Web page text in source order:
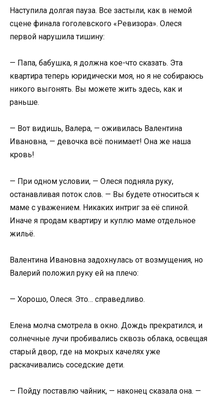
Наступила долгая пауза. Все застыли, как в немой
сцене финала гоголевского «Ревизора». Олеся
первой нарушила тишину:
— Папа, бабушка, я должна кое-что сказать. Эта
квартира теперь юридически моя, но я не собираюсь
никого выгонять. Вы можете жить здесь, как и
раньше.
— Вот видишь, Валера, — оживилась Валентина
Ивановна, — девочка всё понимает! Она же наша
кровь!
— При одном условии, — Олеся подняла руку,
останавливая поток слов. — Вы будете относиться к
маме с уважением. Никаких интриг за её спиной.
Иначе я продам квартиру и куплю маме отдельное
жильё.
Валентина Ивановна задохнулась от возмущения, но
Валерий положил руку ей на плечо:
— Хорошо, Олеся. Это… справедливо.
Елена молча смотрела в окно. Дождь прекратился, и
солнечные лучи пробивались сквозь облака, освещая
старый двор, где на мокрых качелях уже
раскачивались соседские дети.
— Пойду поставлю чайник, — наконец сказала она. —